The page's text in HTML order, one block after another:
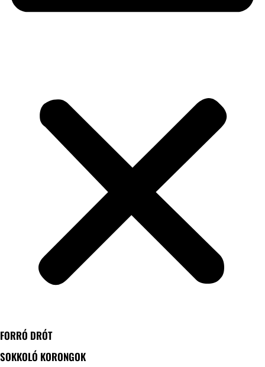
FORRÓ DRÓT
SOKKOLÓ KORONGOK